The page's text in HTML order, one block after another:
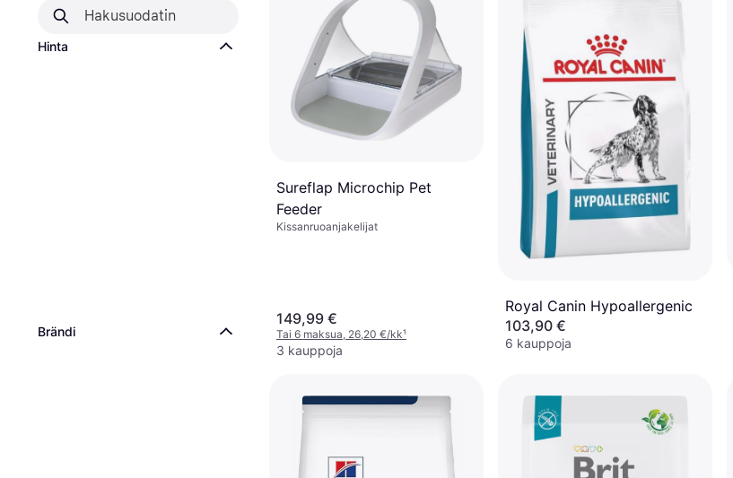
Hinta
Brändi
Sureflap Microchip Pet
Feeder
Kissanruoanjakelijat
149,99 €
Tai 6 maksua, 26,20 €/kk¹
3 kauppoja
Royal Canin Hypoallergenic
103,90 €
6 kauppoja